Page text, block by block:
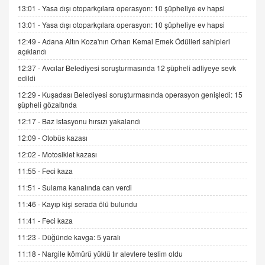
9.12.2025 10:11
İNCİ GÜL AKÖL
06.07.2026 13:00
ADEM AKÖL
Esed Destekçilerinin Yüzüne Vurulan Şamar:
Sednaya
11.12.2024 12:30
DR. EKREM ASLAN
Gerçek Ne, Algı Ne? "Beraber Yürüyoruz"
Cümlesinin Peşinden
19.07.2025 12:45
GÖNÜL MENEKŞE
Şifacının Yolu
04.11.2025 12:56
13:01 -Yasa dışı otoparkçılara operasyon: 10 şüpheliye ev hapsi
13:01 -Yasa dışı otoparkçılara operasyon: 10 şüpheliye ev hapsi
12:49 -Adana Altın Koza'nın Orhan Kemal Emek Ödülleri sahipleri
açıklandı
12:37 -Avcılar Belediyesi soruşturmasında 12 şüpheli adliyeye sevk
edildi
12:29 - Kuşadası Belediyesi soruşturmasında operasyon genişledi: 15
şüpheli gözaltında
12:17 - Baz istasyonu hırsızı yakalandı
12:09 -Otobüs kazası
12:02 - Motosiklet kazası
11:55 - Feci kaza
11:51 -Sulama kanalında can verdi
11:46 - Kayıp kişi serada ölü bulundu
11:41 - Feci kaza
11:23 - Düğünde kavga: 5 yaralı
11:18 - Nargile kömürü yüklü tır alevlere teslim oldu